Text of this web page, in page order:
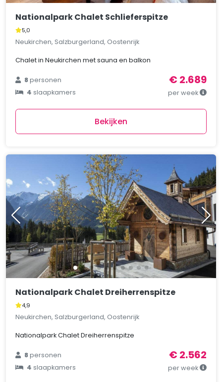
Nationalpark Chalet Schlieferspitze
5,0
Neukirchen, Salzburgerland, Oostenrijk
Chalet in Neukirchen met sauna en balkon
8personen
4slaapkamers
€ 2.689
per week
Bekijken
Nationalpark Chalet Dreiherrenspitze
4,9
Neukirchen, Salzburgerland, Oostenrijk
Nationalpark Chalet Dreiherrenspitze
8personen
4slaapkamers
€ 2.562
per week